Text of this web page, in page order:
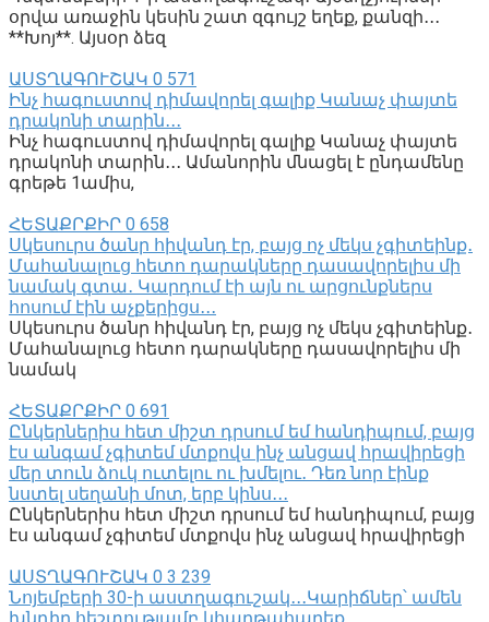
օրվա առաջին կեսին շատ զգույշ եղեք, քանզի․․․
**Խոյ**. Այսօր ձեզ
ԱՍՏՂԱԳՈՒՇԱԿ 0 571
Ինչ հագուստով դիմավորել գալիք Կանաչ փայտե
դրակոնի տարին․․․
Ինչ հագուստով դիմավորել գալիք Կանաչ փայտե
դրակոնի տարին․․․ Ամանորին մնացել է ընդամենը
գրեթե 1ամիս,
ՀԵՏԱՔՐՔԻՐ 0 658
Սկեսուրս ծանր հիվանդ էր, բայց ոչ մեկս չգիտեինք․
Մահանալուց հետո դարակները դասավորելիս մի
նամակ գտա․ Կարդում էի այն ու արցունքներս
հոսում էին աչքերիցս․․․
Սկեսուրս ծանր հիվանդ էր, բայց ոչ մեկս չգիտեինք․
Մահանալուց հետո դարակները դասավորելիս մի
նամակ
ՀԵՏԱՔՐՔԻՐ 0 691
Ընկերներիս հետ միշտ դրսում եմ հանդիպում, բայց
էս անգամ չգիտեմ մտքովս ինչ անցավ հրավիրեցի
մեր տուն ձուկ ուտելու ու խմելու․ Դեռ նոր էինք
նստել սեղանի մոտ, երբ կինս․․․
Ընկերներիս հետ միշտ դրսում եմ հանդիպում, բայց
էս անգամ չգիտեմ մտքովս ինչ անցավ հրավիրեցի
ԱՍՏՂԱԳՈՒՇԱԿ 0 3 239
Նոյեմբերի 30-ի աստղագուշակ․․․Կարիճներ՝ ամեն